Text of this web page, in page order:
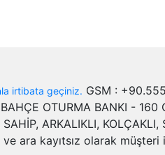
irtibata geçiniz. GSM :
OTURMA BANKI -
ARKALIKLI,
ve ara kayıtsız olarak